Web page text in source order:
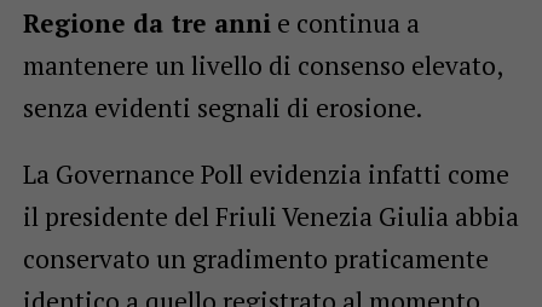
Regione da tre annie continua a
mantenere un livello di consenso elevato,
senza evidenti segnali di erosione.
La Governance Poll evidenzia infatti come
il presidente del Friuli Venezia Giulia abbia
conservato un gradimento praticamente